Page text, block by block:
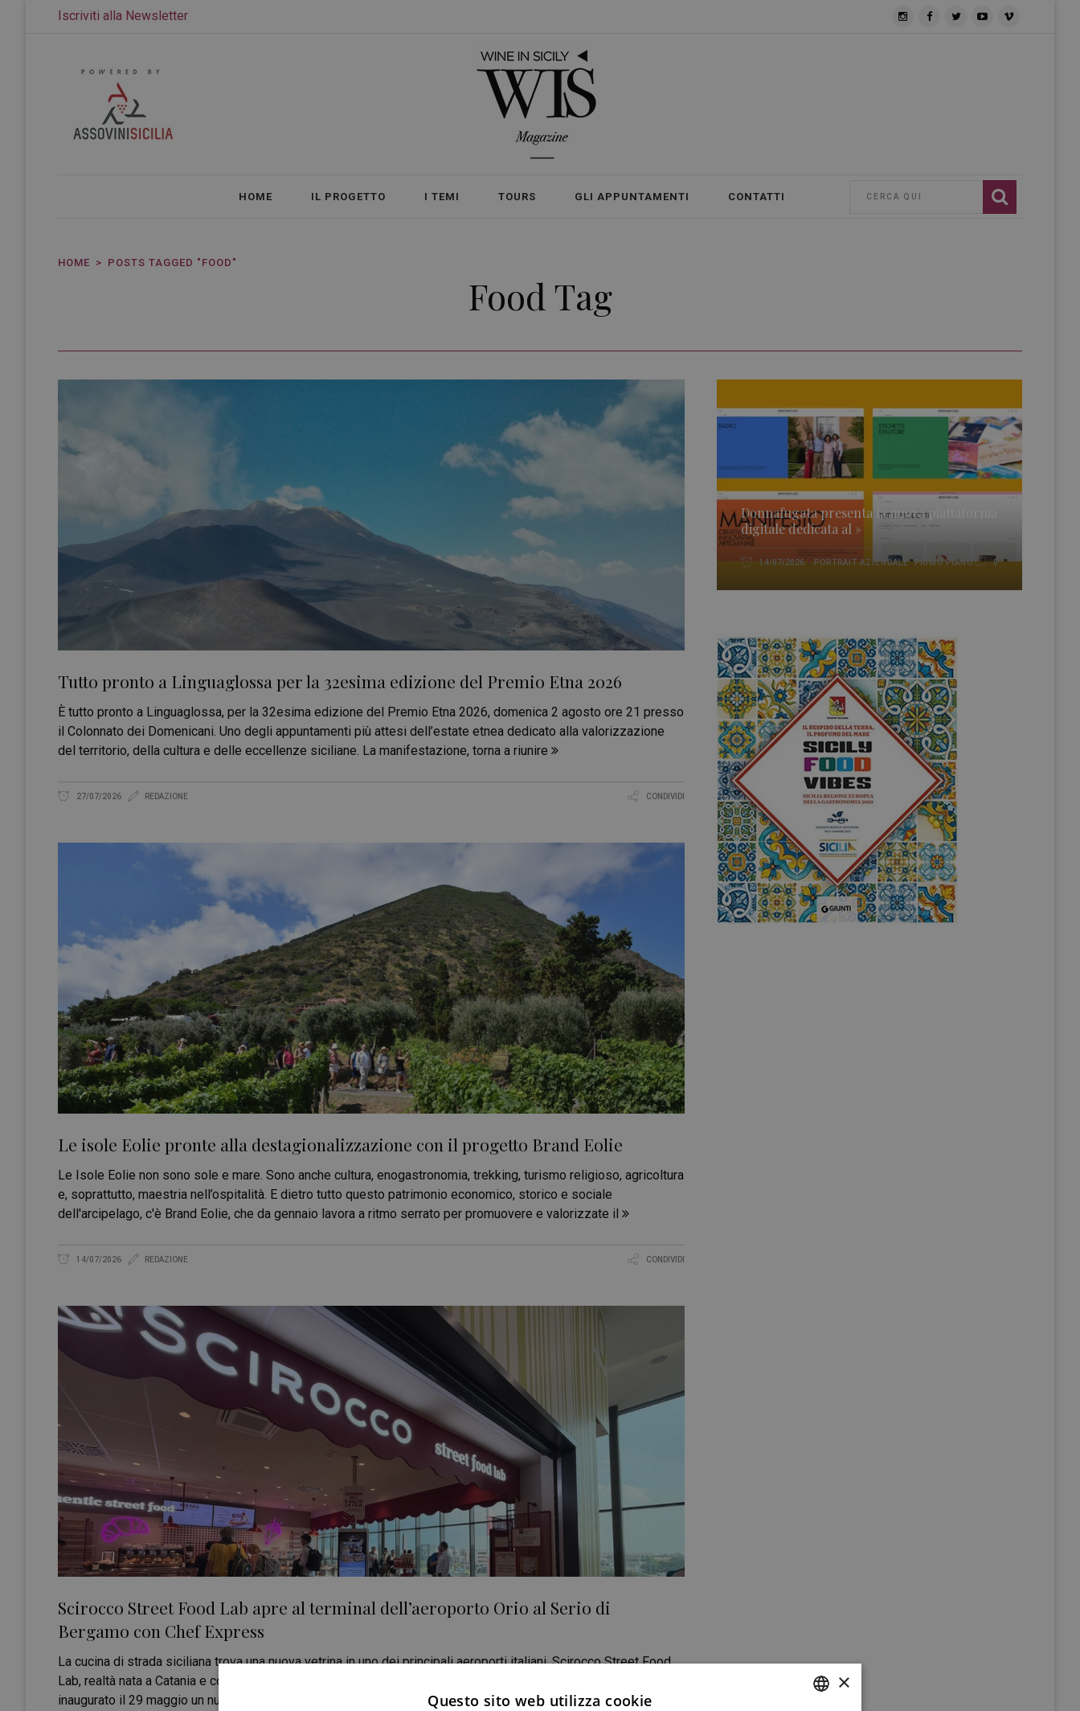
Iscriviti alla Newsletter
HOME IL PROGETTO I TEMI TOURS GLI APPUNTAMENTI CONTATTI
HOME POSTS TAGGED "FOOD"
Food Tag
Tutto pronto a Linguaglossa per la 32esima edizione del Premio Etna 2026
È tutto pronto a Linguaglossa, per la 32esima edizione del Premio Etna 2026, domenica 2 agosto ore 21 presso
il Colonnato dei Domenicani. Uno degli appuntamenti più attesi dell’estate etnea dedicato alla valorizzazione
del territorio, della cultura e delle eccellenze siciliane. La manifestazione, torna a riunire
27/07/2026 REDAZIONE CONDIVIDI
Le isole Eolie pronte alla destagionalizzazione con il progetto Brand Eolie
Le Isole Eolie non sono sole e mare. Sono anche cultura, enogastronomia, trekking, turismo religioso, agricoltura
e, soprattutto, maestria nell’ospitalità. E dietro tutto questo patrimonio economico, storico e sociale
dell'arcipelago, c'è Brand Eolie, che da gennaio lavora a ritmo serrato per promuovere e valorizzate il
14/07/2026 REDAZIONE CONDIVIDI
Scirocco Street Food Lab apre al terminal dell’aeroporto Orio al Serio di
Bergamo con Chef Express
La cucina di strada siciliana trova una nuova vetrina in uno dei principali aeroporti italiani. Scirocco Street Food
Lab, realtà nata a Catania e conosciuta per il suo lavoro di valorizzazione dello street food isolano, ha
inaugurato il 29 maggio un nuovo punto vendita all'interno
Donnafugata presenta la nuova piattaforma
digitale dedicata al »
14/07/2026 PORTRAIT AZIENDALE,PRIMO PIANO 0
×
Questo sito web utilizza cookie